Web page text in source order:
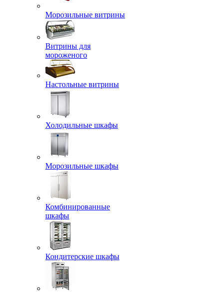
Морозильные витрины
Витрины для
мороженого
Настольные витрины
Холодильные шкафы
Морозильные шкафы
Комбинированные
шкафы
Кондитерские шкафы